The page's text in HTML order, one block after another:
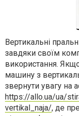
Вертикальні
завдяки своїм
використання.
машину з
звернути увагу на
https://allo.ua/ua/
vertikal_naja/, де